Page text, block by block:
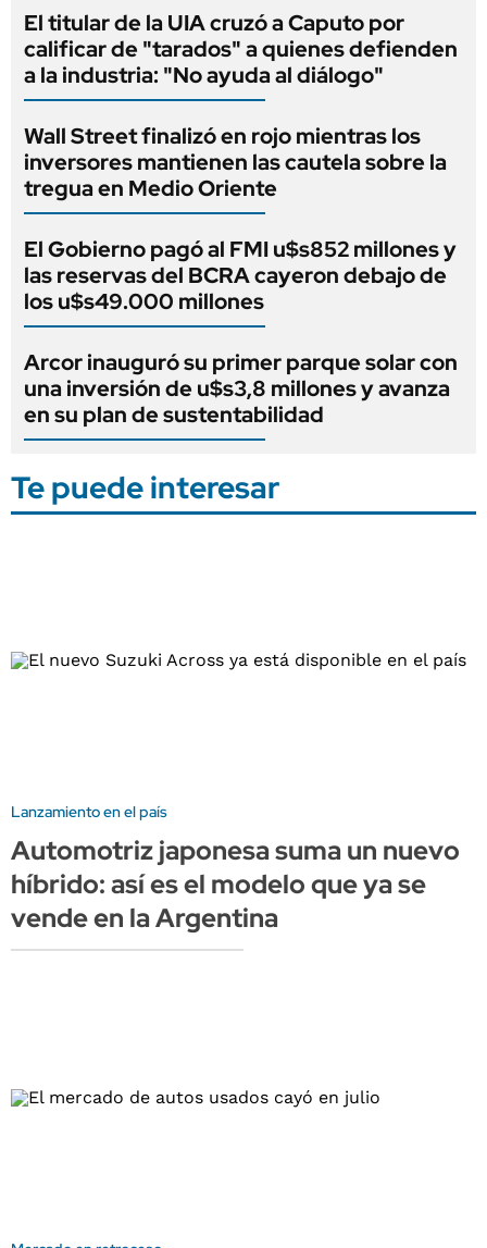
El titular de la UIA cruzó a Caputo por
calificar de "tarados" a quienes defienden
a la industria: "No ayuda al diálogo"
Wall Street finalizó en rojo mientras los
inversores mantienen las cautela sobre la
tregua en Medio Oriente
El Gobierno pagó al FMI u$s852 millones y
las reservas del BCRA cayeron debajo de
los u$s49.000 millones
Arcor inauguró su primer parque solar con
una inversión de u$s3,8 millones y avanza
en su plan de sustentabilidad
Te puede interesar
Lanzamiento en el país
Automotriz japonesa suma un nuevo
híbrido: así es el modelo que ya se
vende en la Argentina